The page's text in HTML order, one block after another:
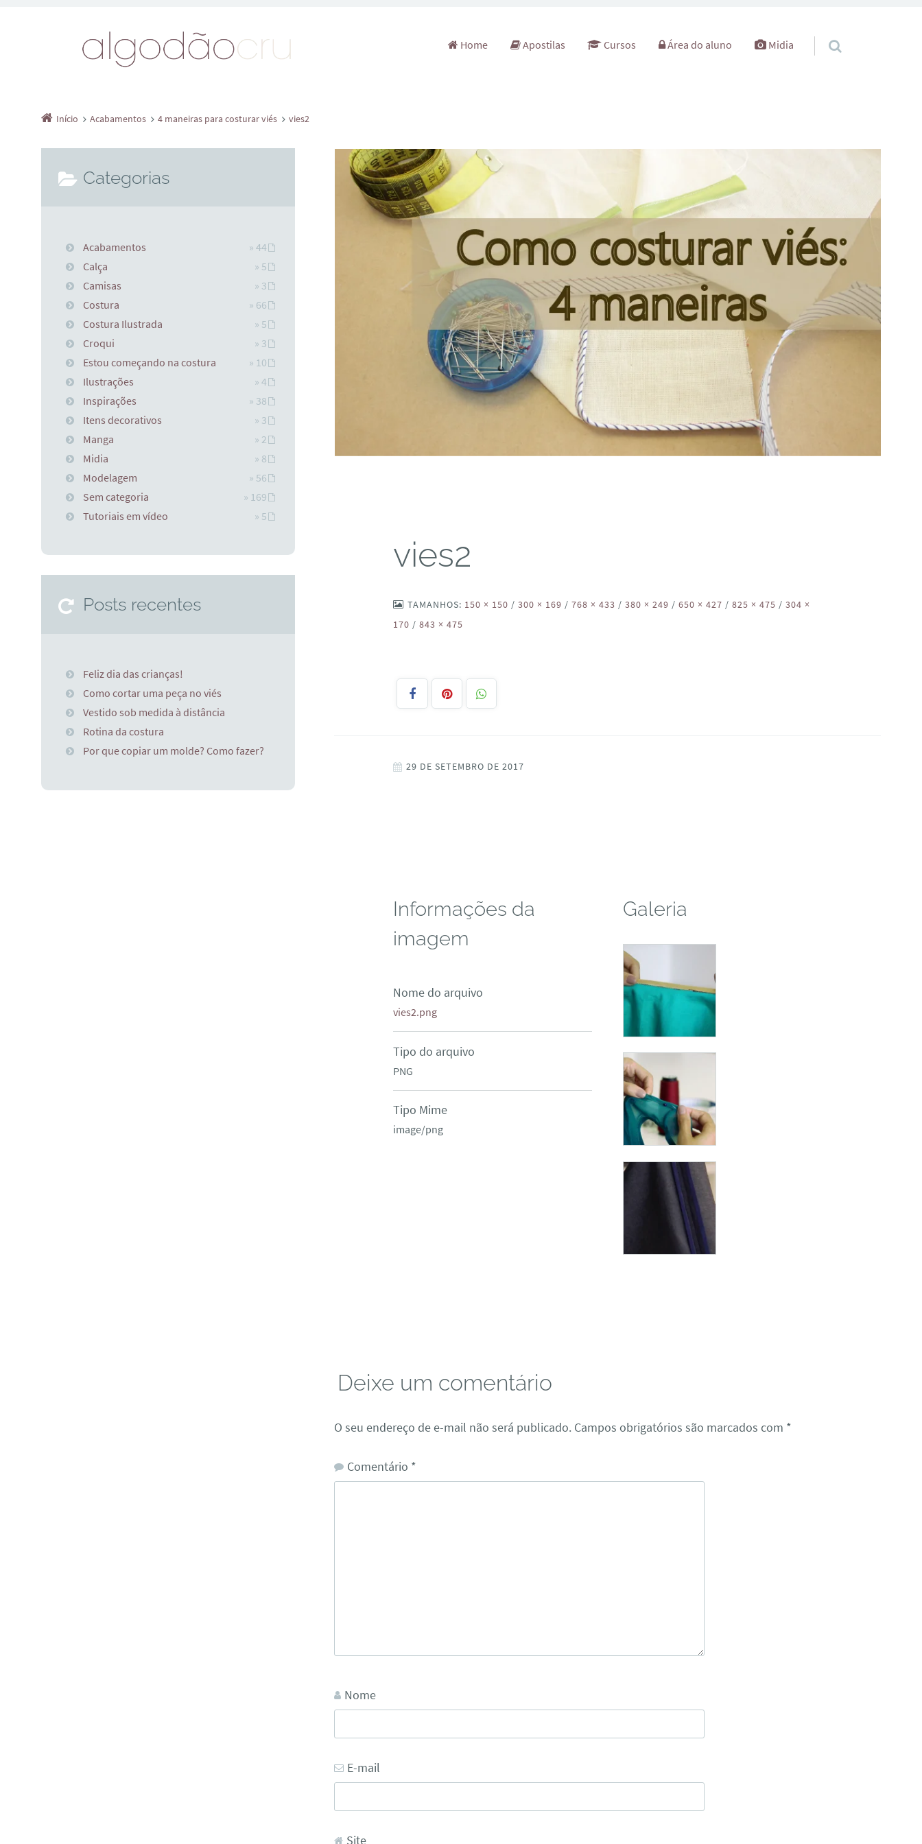
Pular para o conteúdo
Home Apostilas Cursos Área do aluno Midia
Início Acabamentos 4 maneiras para costurar viés vies2
vies2
TAMANHOS: 150 × 150 / 300 × 169 / 768 × 433 / 380 × 249 / 650 × 427 / 825 × 475 / 304 ×
170 / 843 × 475
29 DE SETEMBRO DE 2017
Informações da
imagem
Nome do arquivo
vies2.png
Tipo do arquivo
PNG
Tipo Mime
image/png
Galeria
Deixe um comentário
O seu endereço de e-mail não será publicado. Campos obrigatórios são marcados com *
Comentário *
Nome
E-mail
Site
Categorias
Acabamentos
» 44
Calça
» 5
Camisas
» 3
Costura
» 66
Costura Ilustrada
» 5
Croqui
» 3
Estou começando na costura
» 10
Ilustrações
» 4
Inspirações
» 38
Itens decorativos
» 3
Manga
» 2
Midia
» 8
Modelagem
» 56
Sem categoria
» 169
Tutoriais em vídeo
» 5
Posts recentes
Feliz dia das crianças!
Como cortar uma peça no viés
Vestido sob medida à distância
Rotina da costura
Por que copiar um molde? Como fazer?